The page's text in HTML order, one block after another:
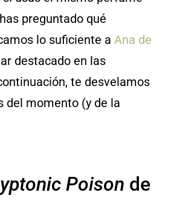
preguntado qué
lo suficiente a Ana de
destacado en las
te desvelamos
del momento (y de la
Poison de